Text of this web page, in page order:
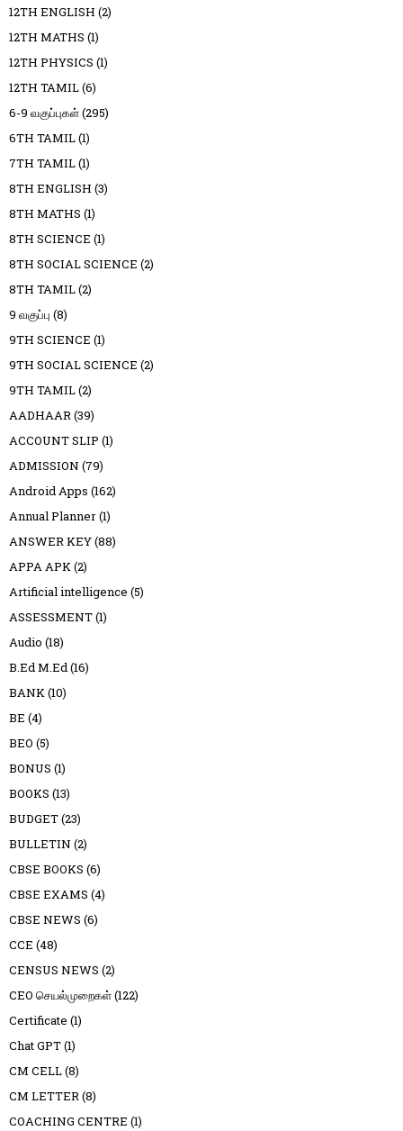
12TH ENGLISH (2)
12TH MATHS (1)
12TH PHYSICS (1)
12TH TAMIL(6)
6-9 வகுப்புகள்(295)
6TH TAMIL(1)
7TH TAMIL(1)
8TH ENGLISH (3)
8TH MATHS (1)
8TH SCIENCE (1)
8TH SOCIAL SCIENCE (2)
8TH TAMIL(2)
9 வகுப்பு (8)
9TH SCIENCE (1)
9TH SOCIAL SCIENCE (2)
9TH TAMIL(2)
AADHAAR(39)
ACCOUNT SLIP (1)
ADMISSION (79)
Android Apps (162)
Annual Planner(1)
ANSWER KEY(88)
APPA APK(2)
Artificial intelligence (5)
ASSESSMENT(1)
Audio (18)
B.Ed M.Ed(16)
BANK(10)
BE (4)
BEO (5)
BONUS (1)
BOOKS (13)
BUDGET(23)
BULLETIN (2)
CBSE BOOKS (6)
CBSE EXAMS (4)
CBSE NEWS (6)
CCE (48)
CENSUS NEWS (2)
CEO செயல்முறைகள்(122)
Certificate (1)
Chat GPT(1)
CM CELL(8)
CM LETTER(8)
COACHING CENTRE (1)